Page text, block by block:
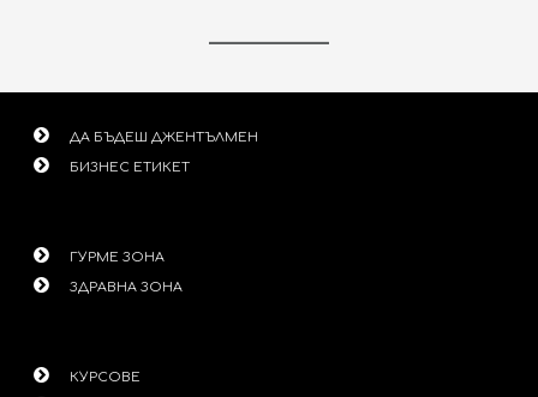
ДА БЪДЕШ ДЖЕНТЪЛМЕН
БИЗНЕС ЕТИКЕТ
ГУРМЕ ЗОНА
ЗДРАВНА ЗОНА
КУРСОВЕ